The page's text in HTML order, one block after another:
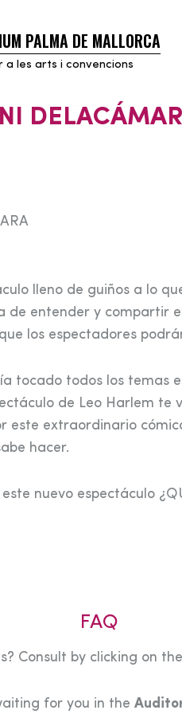
PALMA DE MALLORCA
a les arts i convencions
lleno de guiños a lo
de entender y compartir
los espectadores
tocado todos los temas
de Leo Harlem
este extraordinario
hacer.
nuevo espectáculo
FAQ
Consult by clicking on
for you in the